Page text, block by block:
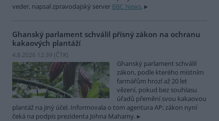
veder, napsal zpravodajský server BBC News.
Ghanský parlament schválil přísný zákon na ochranu
kakaových plantáží
4.8.2026 12:39 (ČTK)
Ghanský parlament schválil
zákon, podle kterého místním
farmářům hrozí až 20 let
vězení, pokud bez souhlasu
úřadů přemění svou kakaovou
plantáž na jiný účel. Informovala o tom agentura AP; zákon nyní
čeká na podpis prezidenta Johna Mahamy.